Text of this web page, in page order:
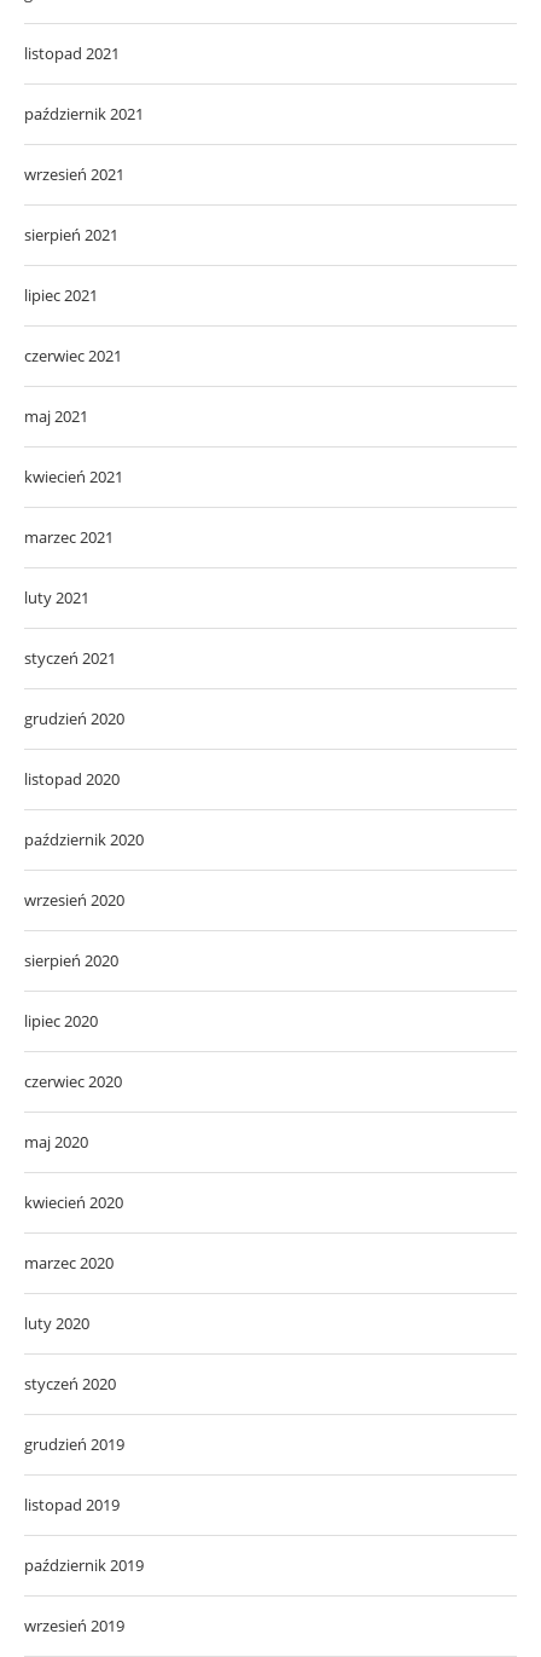
listopad 2021
październik 2021
wrzesień 2021
sierpień 2021
lipiec 2021
czerwiec 2021
maj 2021
kwiecień 2021
marzec 2021
luty 2021
styczeń 2021
grudzień 2020
listopad 2020
październik 2020
wrzesień 2020
sierpień 2020
lipiec 2020
czerwiec 2020
maj 2020
kwiecień 2020
marzec 2020
luty 2020
styczeń 2020
grudzień 2019
listopad 2019
październik 2019
wrzesień 2019